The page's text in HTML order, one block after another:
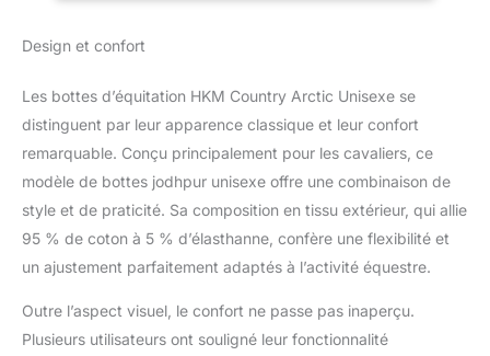
Design et confort
Les bottes d’équitation HKM Country Arctic Unisexe se
distinguent par leur apparence classique et leur confort
remarquable. Conçu principalement pour les cavaliers, ce
modèle de bottes jodhpur unisexe offre une combinaison de
style et de praticité. Sa composition en tissu extérieur, qui allie
95 % de coton à 5 % d’élasthanne, confère une flexibilité et
un ajustement parfaitement adaptés à l’activité équestre.
Outre l’aspect visuel, le confort ne passe pas inaperçu.
Plusieurs utilisateurs ont souligné leur fonctionnalité